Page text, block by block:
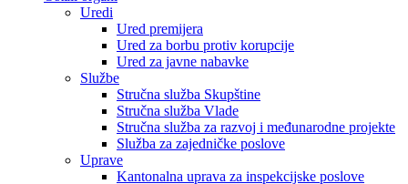
Uredi
Ured premijera
Ured za borbu protiv korupcije
Ured za javne nabavke
Službe
Stručna služba Skupštine
Stručna služba Vlade
Stručna služba za razvoj i međunarodne projekte
Služba za zajedničke poslove
Uprave
Kantonalna uprava za inspekcijske poslove